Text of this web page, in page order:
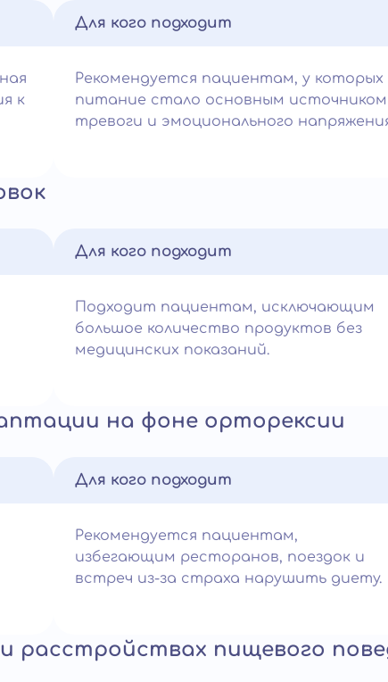
к
Для кого подходит
Рекомендуется пациентам, у которых
питание стало основным источником
тревоги и эмоционального
Для кого подходит
Подходит пациентам, исключающим
большое количество продуктов без
медицинских показаний.
на фоне орторексии
Для кого подходит
Рекомендуется пациентам,
избегающим ресторанов, поездок и
встреч из-за страха нарушить диету.
расстройствах пищевого